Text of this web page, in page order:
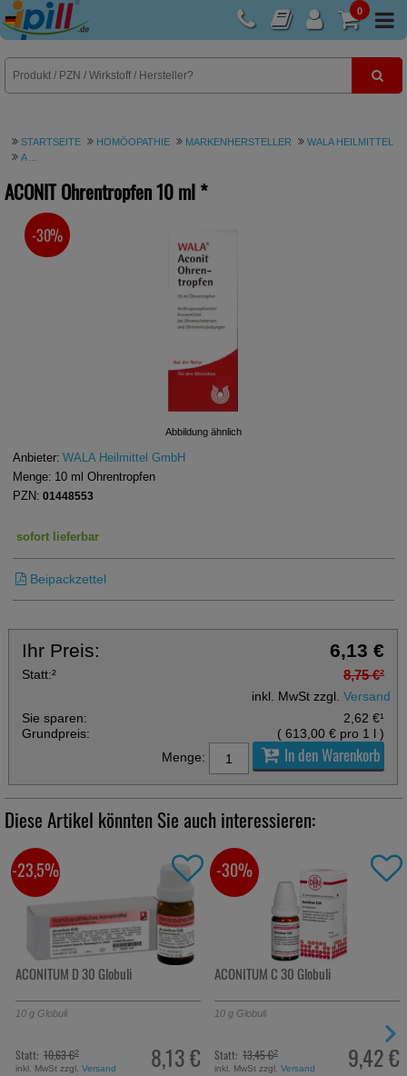
0
E-Rezept
STARTSEITE HOMÖOPATHIE MARKENHERSTELLER
WALA HEILMITTEL
A ...
ACONIT Ohrentropfen10 ml*
Abbildung ähnlich
SIE SPAREN
-30%
Anbieter: WALA Heilmittel GmbH
Menge: 10 ml Ohrentropfen
PZN: 01448553
sofort lieferbar
Beipackzettel
Ihr Preis: 6,13 €
Statt:² 8,75 €²
inkl. MwSt zzgl.Versand
Sie sparen:
2,62 €¹
Grundpreis:
( 613,00 € pro 1 l)
Menge:
In den Warenkorb
Diese Artikel könnten Sie auch interessieren:
ACONITUM D 30 Globuli
10 g Globuli
8,13 €
Statt: 10,63 €²
inkl. MwSt zzgl.Versand
-23,5%
ACONITUM C 30 Globuli
10 g Globuli
9,42 €
Statt: 13,45 €²
inkl. MwSt zzgl.Versand
-30%